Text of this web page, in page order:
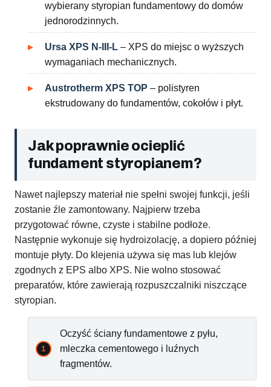
wybierany styropian fundamentowy do domów
jednorodzinnych.
Ursa XPS N-III-L – XPS do miejsc o wyższych
wymaganiach mechanicznych.
Austrotherm XPS TOP – polistyren
ekstrudowany do fundamentów, cokołów i płyt.
Jak poprawnie ocieplić
fundament styropianem?
Nawet najlepszy materiał nie spełni swojej funkcji, jeśli
zostanie źle zamontowany. Najpierw trzeba
przygotować równe, czyste i stabilne podłoże.
Następnie wykonuje się hydroizolację, a dopiero później
montuje płyty. Do klejenia używa się mas lub klejów
zgodnych z EPS albo XPS. Nie wolno stosować
preparatów, które zawierają rozpuszczalniki niszczące
styropian.
Oczyść ściany fundamentowe z pyłu,
mleczka cementowego i luźnych
fragmentów.